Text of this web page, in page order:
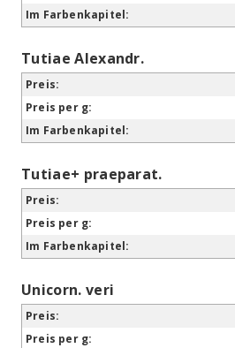
Tutiae Alexandr.
Tutiae+ praeparat.
Unicorn. veri